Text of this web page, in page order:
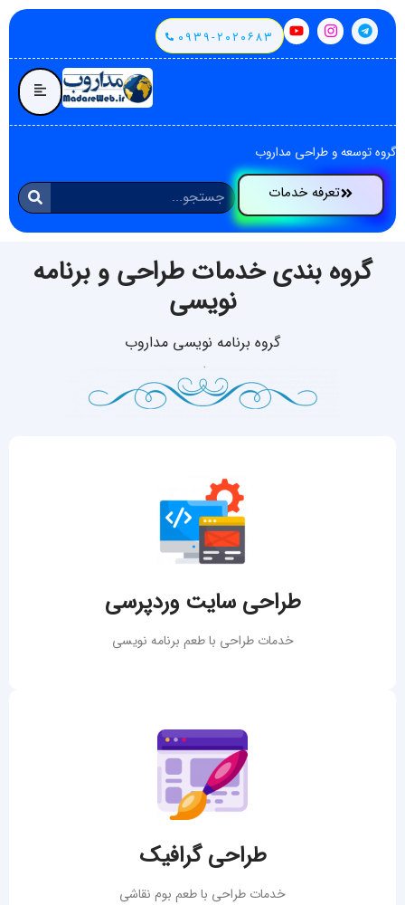
۰۹۳۹-۲۰۲۰۶۸۳
گروه توسعه و طراحی مداروب
تعرفه خدمات
گروه بندی خدمات طراحی و برنامه
نویسی
گروه برنامه نویسی مداروب
طراحی سایت وردپرسی
خدمات طراحی با طعم برنامه نویسی
انواع سایت
طراحی سایت فروشگاهی
طراحی سایت شرکتی
طراحی سایت خبری
کلیک کنید
طراحی گرافیک
خدمات طراحی با طعم بوم نقاشی